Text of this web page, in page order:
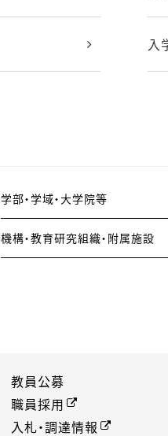
入
学部・学域・大学院等
機構・教育研究組織・附属施設
教員公募
職員採用
入札・調達情報